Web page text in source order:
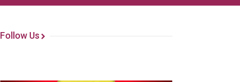
Follow Us